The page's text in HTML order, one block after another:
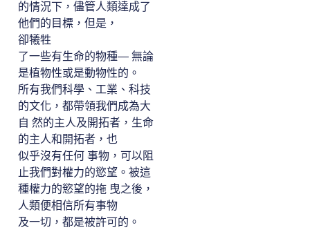
的情況下，儘管人類達成了
他們的目標，但是，
卻犧牲
了一些有生命的物種― 無論
是植物性或是動物性的。
所有我們科學、工業、科技
的文化，都帶領我們成為大
自 然的主人及開拓者，生命
的主人和開拓者，也
似乎沒有任何 事物，可以阻
止我們對權力的慾望。被這
種權力的慾望的拖 曳之後，
人類便相信所有事物
及一切，都是被許可的。